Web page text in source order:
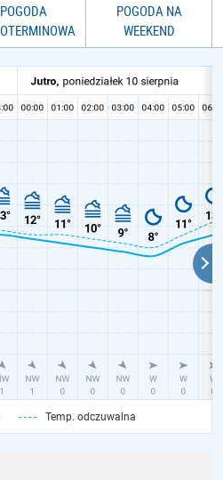
POGODA
POGODA NA
WEEKEND
Temp. odczuwalna